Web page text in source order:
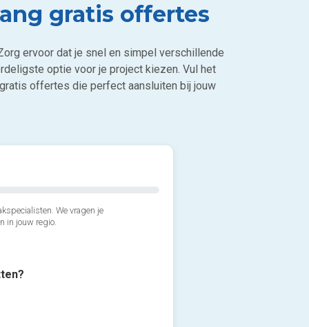
gratis offertes
ervoor dat je snel en simpel verschillende
optie voor je project kiezen. Vul het
offertes die perfect aansluiten bij jouw
We vragen je
in jouw regio.